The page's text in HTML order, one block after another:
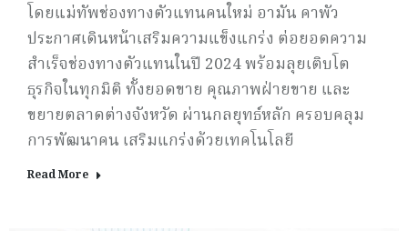
โดยแม่ทัพช่องทางตัวแทนคนใหม่ อามัน คาพัว
ประกาศเดินหน้าเสริมความแข็งแกร่ง ต่อยอดความ
สำเร็จช่องทางตัวแทนในปี 2024 พร้อมลุยเติบโต
ธุรกิจในทุกมิติ ทั้งยอดขาย คุณภาพฝ่ายขาย และ
ขยายตลาดต่างจังหวัด ผ่านกลยุทธ์หลัก ครอบคลุม
การพัฒนาคน เสริมแกร่งด้วยเทคโนโลยี
Read More